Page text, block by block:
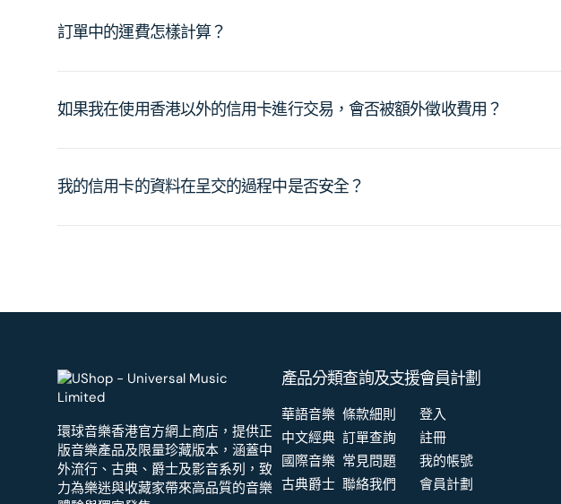
訂單中的運費怎樣計算？
如果我在使用香港以外的信用卡進行交易，會否被額外徵收費用？
我的信用卡的資料在呈交的過程中是否安全？
環球音樂香港官方網上商店，提供正
版音樂產品及限量珍藏版本，涵蓋中
外流行、古典、爵士及影音系列，致
力為樂迷與收藏家帶來高品質的音樂
產品分類
華語音樂
中文經典
國際音樂
古典爵士
查詢及支援
條款細則
訂單查詢
常見問題
聯絡我們
會員計劃
登入
註冊
我的帳號
會員計劃